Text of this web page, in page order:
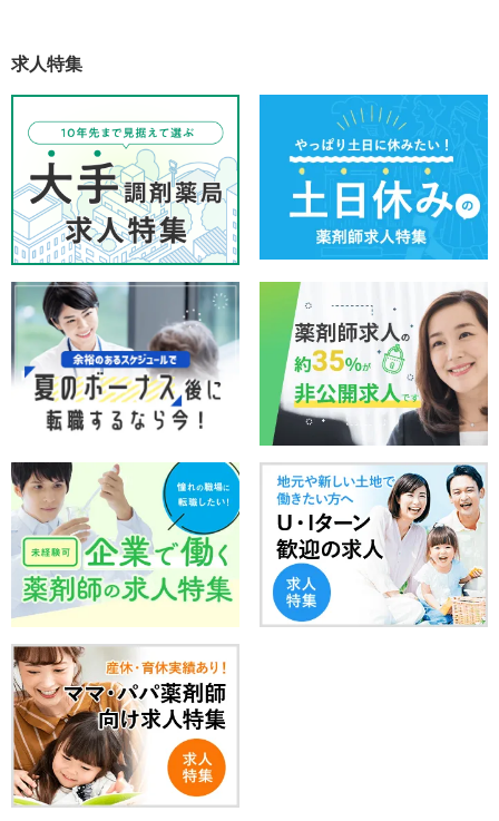
求人特集